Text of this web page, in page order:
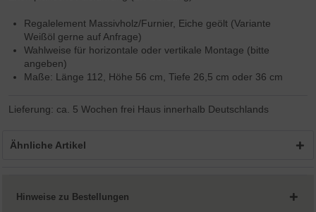
Regalelement Massivholz/Furnier, Eiche geölt (Variante
Weißöl gerne auf Anfrage)
Wahlweise für horizontale oder vertikale Montage (bitte
angeben)
Maße: Länge 112, Höhe 56 cm, Tiefe 26,5 cm oder 36 cm
Lieferung: ca. 5 Wochen frei Haus innerhalb Deutschlands
Ähnliche Artikel
Hinweise zu Bestellungen